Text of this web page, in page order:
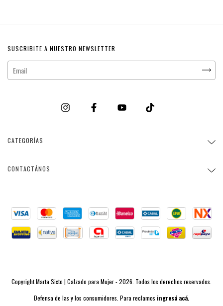
SUSCRIBITE A NUESTRO NEWSLETTER
CATEGORÍAS
CONTACTÁNOS
Copyright Marta Sixto | Calzado para Mujer - 2026. Todos los derechos reservados.
Defensa de las y los consumidores. Para reclamos ingresá acá.